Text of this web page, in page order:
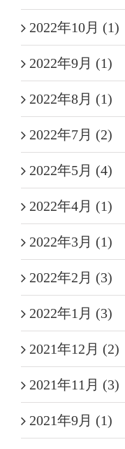
2022年10月 (1)
2022年9月 (1)
2022年8月 (1)
2022年7月 (2)
2022年5月 (4)
2022年4月 (1)
2022年3月 (1)
2022年2月 (3)
2022年1月 (3)
2021年12月 (2)
2021年11月 (3)
2021年9月 (1)